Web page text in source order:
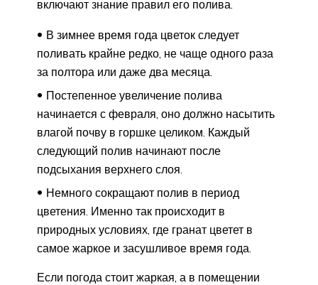
включают знание правил его полива.
В зимнее время года цветок следует
поливать крайне редко, не чаще одного раза
за полтора или даже два месяца.
Постепенное увеличение полива
начинается с февраля, оно должно насытить
влагой почву в горшке целиком. Каждый
следующий полив начинают после
подсыхания верхнего слоя.
Немного сокращают полив в период
цветения. Именно так происходит в
природных условиях, где гранат цветет в
самое жаркое и засушливое время года.
Если погода стоит жаркая, а в помещении